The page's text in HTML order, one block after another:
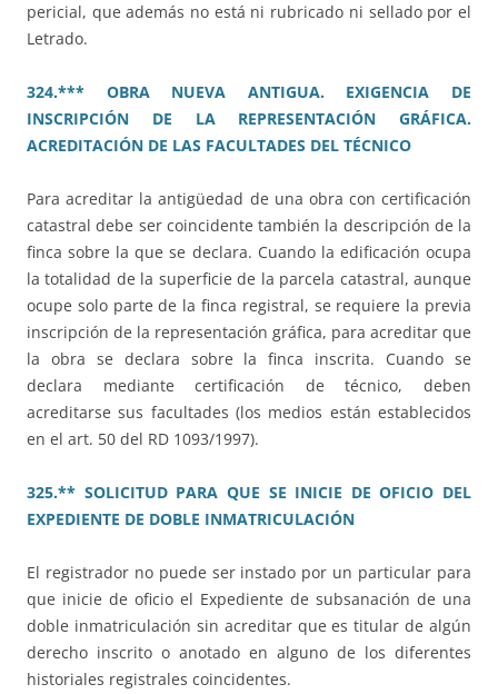
pericial, que además no está ni rubricado ni sellado por el
Letrado.
324.*** OBRA NUEVA ANTIGUA. EXIGENCIA DE
INSCRIPCIÓN DE LA REPRESENTACIÓN GRÁFICA.
ACREDITACIÓN DE LAS FACULTADES DEL TÉCNICO
Para acreditar la antigüedad de una obra con certificación
catastral debe ser coincidente también la descripción de la
finca sobre la que se declara. Cuando la edificación ocupa
la totalidad de la superficie de la parcela catastral, aunque
ocupe solo parte de la finca registral, se requiere la previa
inscripción de la representación gráfica, para acreditar que
la obra se declara sobre la finca inscrita. Cuando se
declara mediante certificación de técnico, deben
acreditarse sus facultades (los medios están establecidos
en el art. 50 del RD 1093/1997).
325.** SOLICITUD PARA QUE SE INICIE DE OFICIO DEL
EXPEDIENTE DE DOBLE INMATRICULACIÓN
El registrador no puede ser instado por un particular para
que inicie de oficio el Expediente de subsanación de una
doble inmatriculación sin acreditar que es titular de algún
derecho inscrito o anotado en alguno de los diferentes
historiales registrales coincidentes.